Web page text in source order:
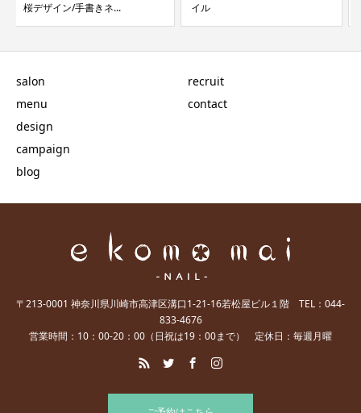
イル
salon
menu
design
campaign
blog
recruit
contact
〒213-0001 神奈川県川崎市高津区溝口1-21-16若松屋ビル１階 TEL：044-
833-4676
営業時間：10：00-20：00（日祝は19：00まで） 定休日：毎週月曜